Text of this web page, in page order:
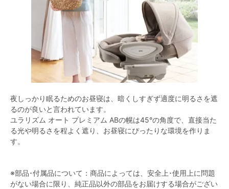
夜しっかり眠るためのお昼寝は、暗くしすぎず適度に明るさを遮
るのが良いと言われています。
ユラリズム オート プレミアム ABの幌は45°の角度で、直接当た
る光や明るさを程よく遮り、お昼寝にぴったりな環境を作りま
す。
※部品･付属品について：商品によっては、安全上･使用上に問題
がない場合に限り、純正品以外の部品をお届けする場合がござい